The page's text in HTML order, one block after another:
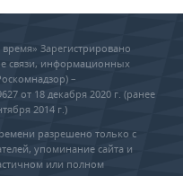
Зарегистрировано
связи, информационных
–
от 18 декабря 2020 г. (ранее
2014 г.)
разрешено только с
упоминание сайта и
или полном